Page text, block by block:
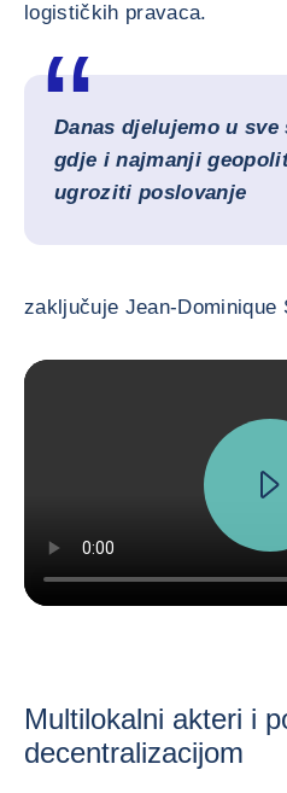
logističkih pravaca.
Danas djelujemo u
gdje i najmanji
ugroziti poslovanje
zaključuje Jean-Dominique
Multilokalni akteri i
decentralizacijom